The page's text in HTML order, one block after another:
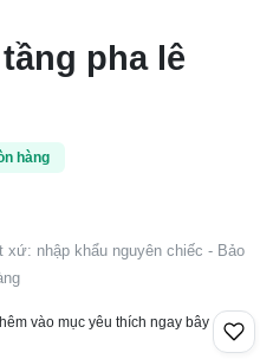
pha lê
hàng
xứ: nhập khẩu nguyên chiếc - Bảo
vào mục yêu thích ngay bây